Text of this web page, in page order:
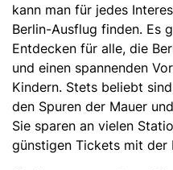
kann man für jedes
Berlin-Ausflug finden. Es
Entdecken für alle, die
und einen spannenden
Kindern. Stets beliebt
den Spuren der Mauer
Sie sparen an vielen
günstigen Tickets mit der